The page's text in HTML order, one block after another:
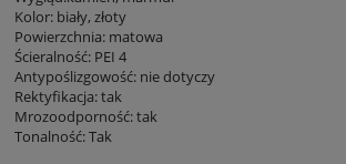
Kolor: biały, złoty
Powierzchnia: matowa
Ścieralność: PEI 4
Antypoślizgowość: nie dotyczy
Rektyfikacja: tak
Mrozoodporność: tak
Tonalność: Tak